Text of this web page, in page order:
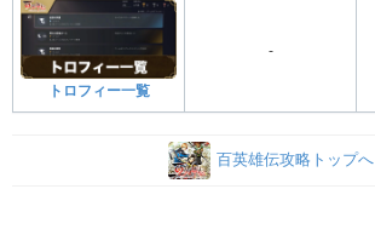
トロフィー一覧
-
百英雄伝攻略トップへ